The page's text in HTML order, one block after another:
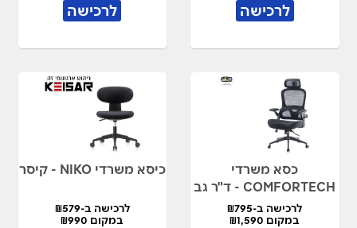
לרכישה לרכישה
כסא משרדי
COMFORTECH - ד"ר גב
לרכישה ב-₪795
במקום ₪1,590
כיסא משרדי NIKO - קיסר
לרכישה ב-₪579
במקום ₪990